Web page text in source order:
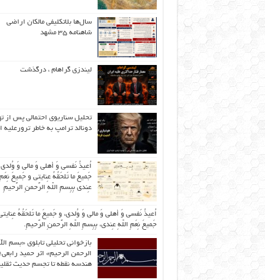
سال‌ها بلاتکلیفی مالکان اراضی
شاهنامه ۳۵ مشهد
لیندزی گراهام ، درگذشت
تحلیل سناریوی احتمالی پس از
دونالد ترامپ به خاطر ترورعلیه
اُعیذُ نَفسی وَ أهلی وَ مالی وَ
جَمیعَ ما تَلحَقُهُ عِنایتی و جَمیعَ نِعَمِ
عِندی بِبِسمِ اللّهِ الرَّحمنِ الرَّحیمِ
اُعیذُ نَفسی وَ أهلی وَ مالی وَ وُلدی، و جَمیعَ ما تَلحَقُهُ
جَمیعَ نِعَمِ اللّهِ عِندی، بِبِسمِ اللّهِ الرَّحمنِ الرَّحیمِ.
بازخوانی تحلیلی تابلوی «بسم
الرحمن الرحیم» اثر حمید رابعی؛
هندسه نقطه تا تجسم حدیث